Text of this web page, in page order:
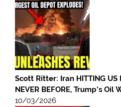
Scott Ritter: Iran HITTING US
NEVER BEFORE, Trump’s Oil
10/03/2026